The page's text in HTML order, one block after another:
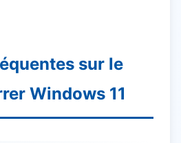
sur le
Windows 11